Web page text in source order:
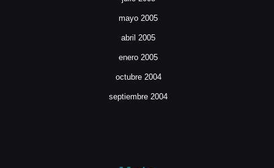
mayo 2005
abril 2005
enero 2005
octubre 2004
septiembre 2004